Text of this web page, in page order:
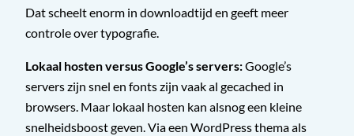
Dat scheelt enorm in downloadtijd en geeft meer
controle over typografie.
Lokaal hosten versus Google’s servers:Google’s
servers zijn snel en fonts zijn vaak al gecached in
browsers. Maar lokaal hosten kan alsnog een kleine
snelheidsboost geven. Via een WordPress thema als